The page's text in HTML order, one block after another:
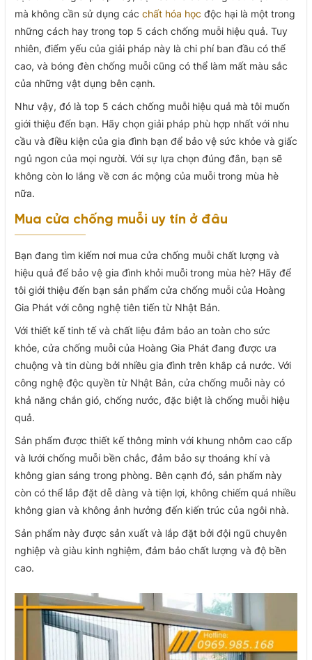
mà không cần sử dụng các chất hóa học độc hại là một trong
những cách hay trong top 5 cách chống muỗi hiệu quả. Tuy
nhiên, điểm yếu của giải pháp này là chi phí ban đầu có thể
cao, và bóng đèn chống muỗi cũng có thể làm mất màu sắc
của những vật dụng bên cạnh.
Như vậy, đó là top 5 cách chống muỗi hiệu quả mà tôi muốn
giới thiệu đến bạn. Hãy chọn giải pháp phù hợp nhất với nhu
cầu và điều kiện của gia đình bạn để bảo vệ sức khỏe và giấc
ngủ ngon của mọi người. Với sự lựa chọn đúng đắn, bạn sẽ
không còn lo lắng về cơn ác mộng của muỗi trong mùa hè
nữa.
Mua cửa chống muỗi uy tín ở đâu
Bạn đang tìm kiếm nơi mua cửa chống muỗi chất lượng và
hiệu quả để bảo vệ gia đình khỏi muỗi trong mùa hè? Hãy để
tôi giới thiệu đến bạn sản phẩm cửa chống muỗi của Hoàng
Gia Phát với công nghệ tiên tiến từ Nhật Bản.
Với thiết kế tinh tế và chất liệu đảm bảo an toàn cho sức
khỏe, cửa chống muỗi của Hoàng Gia Phát đang được ưa
chuộng và tin dùng bởi nhiều gia đình trên khắp cả nước. Với
công nghệ độc quyền từ Nhật Bản, cửa chống muỗi này có
khả năng chắn gió, chống nước, đặc biệt là chống muỗi hiệu
quả.
Sản phẩm được thiết kế thông minh với khung nhôm cao cấp
và lưới chống muỗi bền chắc, đảm bảo sự thoáng khí và
không gian sáng trong phòng. Bên cạnh đó, sản phẩm này
còn có thể lắp đặt dễ dàng và tiện lợi, không chiếm quá nhiều
không gian và không ảnh hưởng đến kiến trúc của ngôi nhà.
Sản phẩm này được sản xuất và lắp đặt bởi đội ngũ chuyên
nghiệp và giàu kinh nghiệm, đảm bảo chất lượng và độ bền
cao.